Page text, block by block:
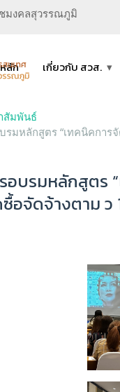
มงคลสุวรรณภูมิ
ลัก เกี่ยวกับ สวส.
สัมพันธ์
รมหลักสูตร “เทคนิคการ
อบรมหลักสูตร
อจัดจ้างตาม ว